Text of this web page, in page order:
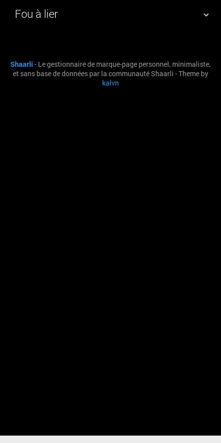
Fou à lier
QUOTIDIEN RECHERCHER
Shaarli - Le gestionnaire de marque-page personnel, minimaliste,
et sans base de données par la communauté Shaarli - Theme by
kalvn